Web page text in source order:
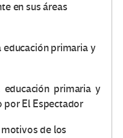
en sus áreas
educación primaria y
El Espectador
de los